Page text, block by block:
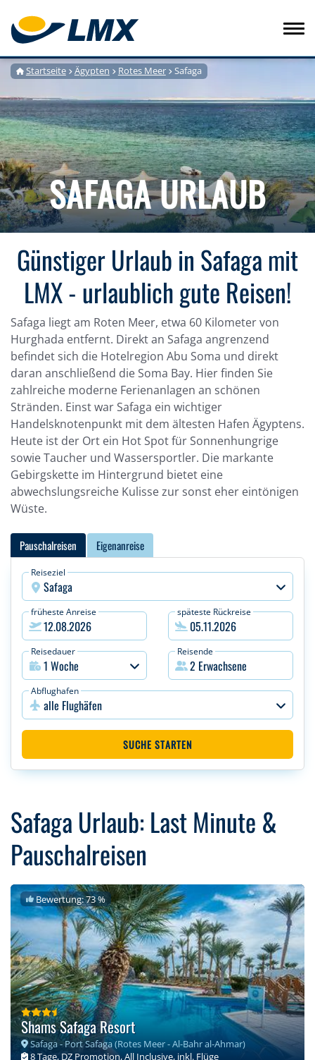
Startseite Ägypten Rotes Meer Safaga
SAFAGA URLAUB
Günstiger Urlaub in Safaga mit
LMX - urlaublich gute Reisen!
Safaga liegt am Roten Meer, etwa 60 Kilometer von
Hurghada entfernt. Direkt an Safaga angrenzend
befindet sich die Hotelregion Abu Soma und direkt
daran anschließend die Soma Bay. Hier finden Sie
zahlreiche moderne Ferienanlagen an schönen
Stränden. Einst war Safaga ein wichtiger
Handelsknotenpunkt mit dem ältesten Hafen Ägyptens.
Heute ist der Ort ein Hot Spot für Sonnenhungrige
sowie Taucher und Wassersportler. Die markante
Gebirgskette im Hintergrund bietet eine
abwechslungsreiche Kulisse zur sonst eher eintönigen
Wüste.
Pauschalreisen Eigenanreise
Reiseziel
Safaga
früheste Anreise späteste Rückreise
Reisedauer Reisende
Abflughafen
alle Flughäfen
SUCHE STARTEN
Safaga Urlaub: Last Minute &
Pauschalreisen
Bewertung: 73 %
Shams Safaga Resort
Safaga - Port Safaga (Rotes Meer - Al-Bahr al-Ahmar)
8 Tage, DZ Promotion, All Inclusive, inkl. Flüge